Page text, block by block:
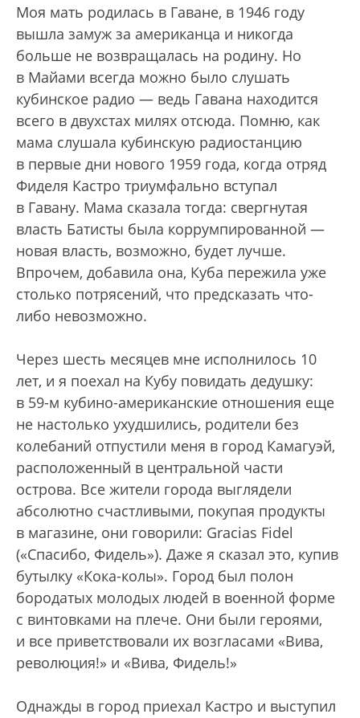
Моя мать родилась в Гаване, в 1946 году
вышла замуж за американца и никогда
больше не возвращалась на родину. Но
в Майами всегда можно было слушать
кубинское радио — ведь Гавана находится
всего в двухстах милях отсюда. Помню, как
мама слушала кубинскую радиостанцию
в первые дни нового 1959 года, когда отряд
Фиделя Кастро триумфально вступал
в Гавану. Мама сказала тогда: свергнутая
власть Батисты была коррумпированной —
новая власть, возможно, будет лучше.
Впрочем, добавила она, Куба пережила уже
столько потрясений, что предсказать что-
либо невозможно.
Через шесть месяцев мне исполнилось 10
лет, и я поехал на Кубу повидать дедушку:
в 59-м кубино-американские отношения еще
не настолько ухудшились, родители без
колебаний отпустили меня в город Камагуэй,
расположенный в центральной части
острова. Все жители города выглядели
абсолютно счастливыми, покупая продукты
в магазине, они говорили: Gracias Fidel
(«Спасибо, Фидель»). Даже я сказал это, купив
бутылку «Кока-колы». Город был полон
бородатых молодых людей в военной форме
с винтовками на плече. Они были героями,
и все приветствовали их возгласами «Вива,
революция!» и «Вива, Фидель!»
Однажды в город приехал Кастро и выступил